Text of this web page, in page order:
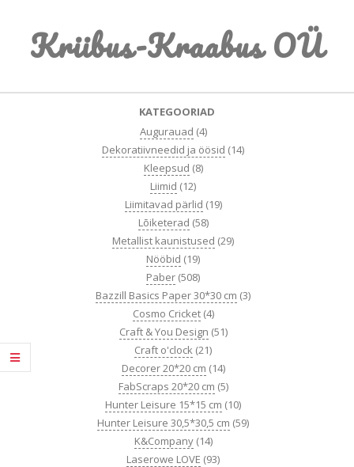
contentKriibus-Kraabus OÜ
KATEGOORIAD
Augurauad (4)
Dekoratiivneedid ja öösid (14)
Kleepsud (8)
Liimid (12)
Liimitavad pärlid (19)
Lõiketerad (58)
Metallist kaunistused (29)
Nööbid (19)
Paber (508)
Bazzill Basics Paper 30*30 cm (3)
Cosmo Cricket (4)
Craft & You Design (51)
Craft o'clock (21)
Decorer 20*20 cm (14)
FabScraps 20*20 cm (5)
Hunter Leisure 15*15 cm (10)
Hunter Leisure 30,5*30,5 cm (59)
K&Company (14)
Laserowe LOVE (93)